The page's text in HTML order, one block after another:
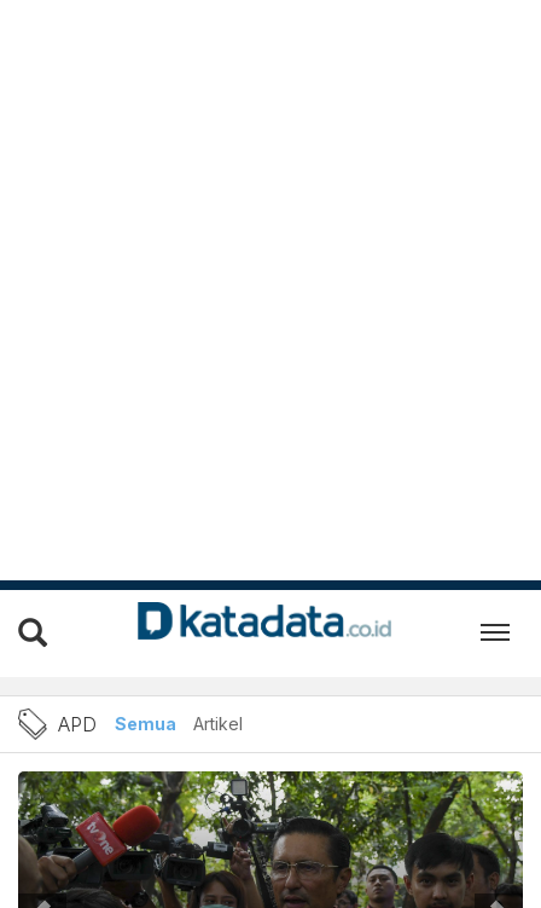
Berita APD Terbaru dan
APD Semua Artikel